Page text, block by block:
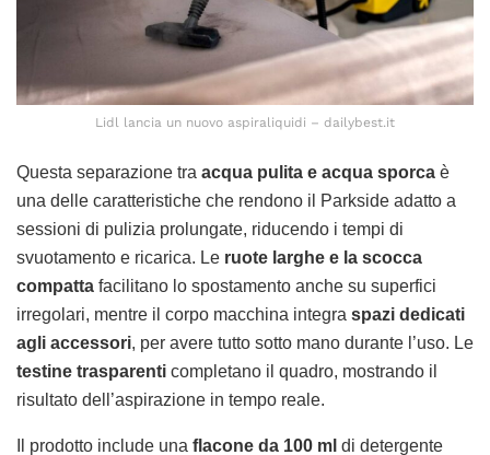
Lidl lancia un nuovo aspiraliquidi – dailybest.it
Questa separazione tra acqua pulita e acqua sporca è
una delle caratteristiche che rendono il Parkside adatto a
sessioni di pulizia prolungate, riducendo i tempi di
svuotamento e ricarica. Le ruote larghe e la scocca
compatta facilitano lo spostamento anche su superfici
irregolari, mentre il corpo macchina integra spazi dedicati
agli accessori, per avere tutto sotto mano durante l’uso. Le
testine trasparenti completano il quadro, mostrando il
risultato dell’aspirazione in tempo reale.
Il prodotto include una flacone da 100 ml di detergente